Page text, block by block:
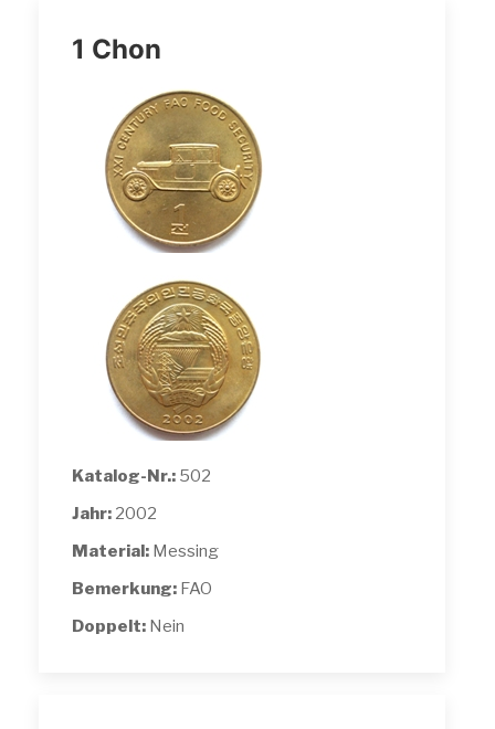
1 Chon
Katalog-Nr.: 502
Jahr: 2002
Material: Messing
Bemerkung: FAO
Doppelt: Nein